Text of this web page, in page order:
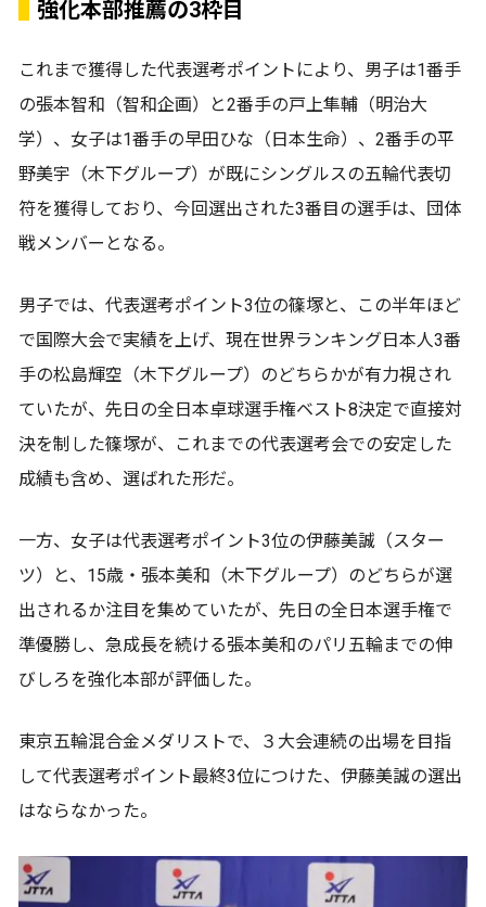
強化本部推薦の3枠目
これまで獲得した代表選考ポイントにより、男子は1番手
の張本智和（智和企画）と2番手の戸上隼輔（明治大
学）、女子は1番手の早田ひな（日本生命）、2番手の平
野美宇（木下グループ）が既にシングルスの五輪代表切
符を獲得しており、今回選出された3番目の選手は、団体
戦メンバーとなる。
男子では、代表選考ポイント3位の篠塚と、この半年ほど
で国際大会で実績を上げ、現在世界ランキング日本人3番
手の松島輝空（木下グループ）のどちらかが有力視され
ていたが、先日の全日本卓球選手権ベスト8決定で直接対
決を制した篠塚が、これまでの代表選考会での安定した
成績も含め、選ばれた形だ。
一方、女子は代表選考ポイント3位の伊藤美誠（スター
ツ）と、15歳・張本美和（木下グループ）のどちらが選
出されるか注目を集めていたが、先日の全日本選手権で
準優勝し、急成長を続ける張本美和のパリ五輪までの伸
びしろを強化本部が評価した。
東京五輪混合金メダリストで、３大会連続の出場を目指
して代表選考ポイント最終3位につけた、伊藤美誠の選出
はならなかった。